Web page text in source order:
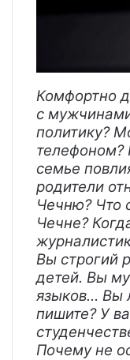
Комфортно
с
политику?
семье
родители
Чечню? Что
Чечне?
Вы строгий
детей. Вы
языков… Вы
пишите? У
Почему не